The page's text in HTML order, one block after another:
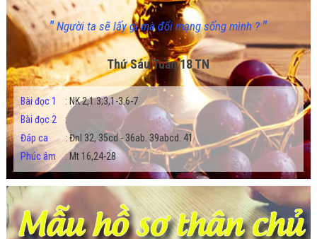
"Người ta sẽ lấy gì mà đổi mạng sống mình ? "
Thứ Sáu Tuần 18 TN
Bài đọc 1 : NK 2,1.3;3,1-3.6-7
Bài đọc 2
:
Đáp ca
:Đnl 32, 35cd - 36ab. 39abcd. 41
Phúc âm
:Mt 16,24-28